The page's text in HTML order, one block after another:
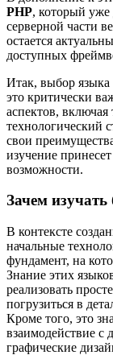
PHP, который уже
серверной части
остается
доступных
Итак, выбор языка
это критически
аспектов, включая
технологический
свои
изучение
возможности.
Зачем изучать
В контексте
начальные
фундамент, на
Знание этих
реализовать
погрузиться в
Кроме того, это
взаимодействие с
графические